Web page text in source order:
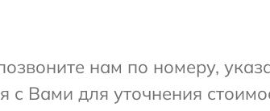
нам по номеру,
с Вами для уточнения